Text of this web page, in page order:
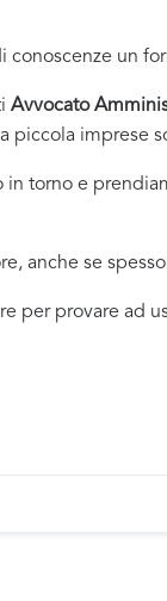
un
Avvocato
imprese
torno e
anche se
per provare ad